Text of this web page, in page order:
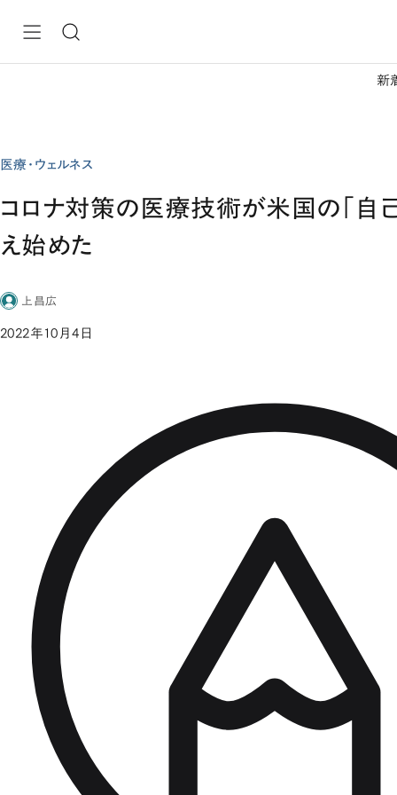
新
医療・ウェルネス
コロナ対策の医療技術が米国の「自
え始めた
上昌広
2022年10月4日